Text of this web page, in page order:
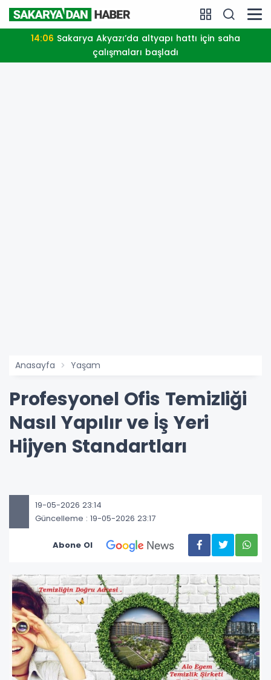
14:06
çalışmaları başladı
Anasayfa Yaşam
Profesyonel Ofis Temizliği
Nasıl Yapılır ve İş Yeri
Hijyen Standartları
19-05-2026 23:14
Güncelleme : 19-05-2026 23:17
Abone Ol